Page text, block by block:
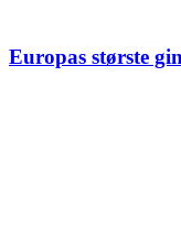
Europas største